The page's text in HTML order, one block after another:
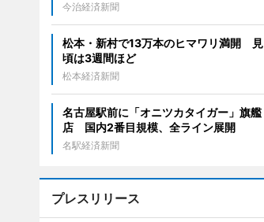
今治経済新聞
松本・新村で13万本のヒマワリ満開 見
頃は3週間ほど
松本経済新聞
名古屋駅前に「オニツカタイガー」旗艦
店 国内2番目規模、全ライン展開
名駅経済新聞
プレスリリース